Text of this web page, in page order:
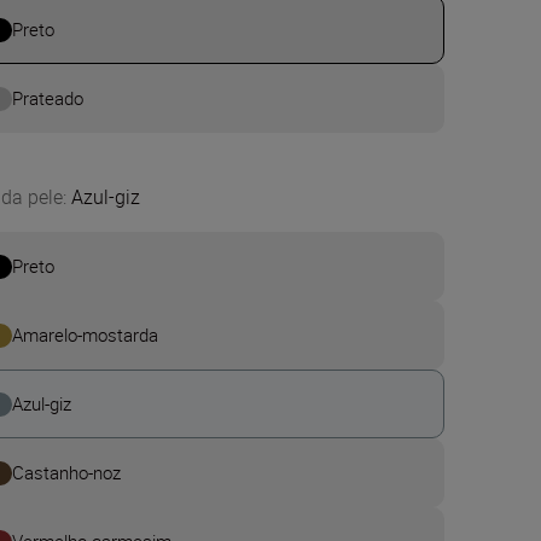
Preto
Prateado
pele:Azul-giz
Preto
Amarelo-mostarda
Azul-giz
Castanho-noz